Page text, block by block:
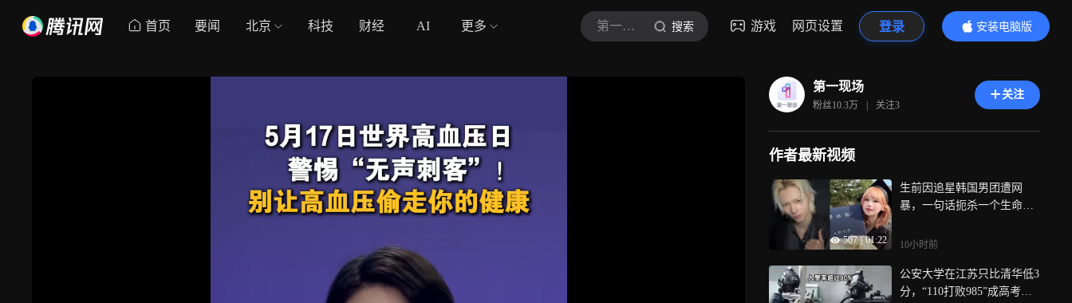
首页 要闻 北京 科技 财经 AI 更多 第一现场 搜索 游戏 网页设置 登录
安装电脑版
内容更精彩
第一现场
粉丝10.3万 | 关注3
关注
作者最新视频
507 | 01:22
生前因追星韩国男团遭网
暴，一句话扼杀一个生命，
的“刀”！
10小时前
公安大学在江苏只比清华低3
分，“110打败985”成高考新